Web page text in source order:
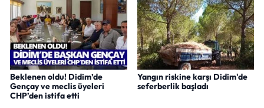
Beklenen oldu! Didim’de
Gençay ve meclis üyeleri
CHP’den istifa etti
Yangın riskine karşı Didim'de
seferberlik başladı